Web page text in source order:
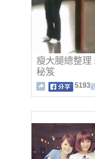
瘦大腿總整理
秘笈
5193